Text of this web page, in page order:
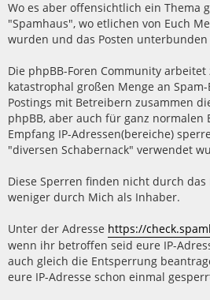
Wo es aber offensichtlich ein Thema
"Spamhaus", wo etlichen von Euch
wurden und das Posten
Die phpBB-Foren Community
katastrophal großen Menge an
Postings mit Betreibern zusammen
phpBB, aber auch für ganz normalen
Empfang IP-Adressen(bereiche)
"diversen Schabernack" verwendet
Diese Sperren finden nicht durch das
weniger durch Mich als Inhaber.
Unter der Adresse https://
wenn ihr betroffen seid eure IP-
auch gleich die Entsperrung
eure IP-Adresse schon einmal